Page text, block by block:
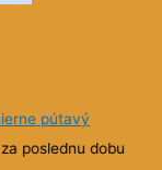
pútavý
poslednu dobu